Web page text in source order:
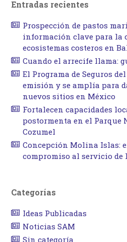
Entradas recientes
Prospección de pastos
información clave para la
ecosistemas costeros en
Cuando el arrecife llama:
El Programa de Seguros
emisión y se amplía para
nuevos sitios en México
Fortalecen capacidades
postormenta en el Parque
Cozumel
Concepción Molina Islas:
compromiso al servicio de
Categorías
Ideas Publicadas
Noticias SAM
Sin categoría